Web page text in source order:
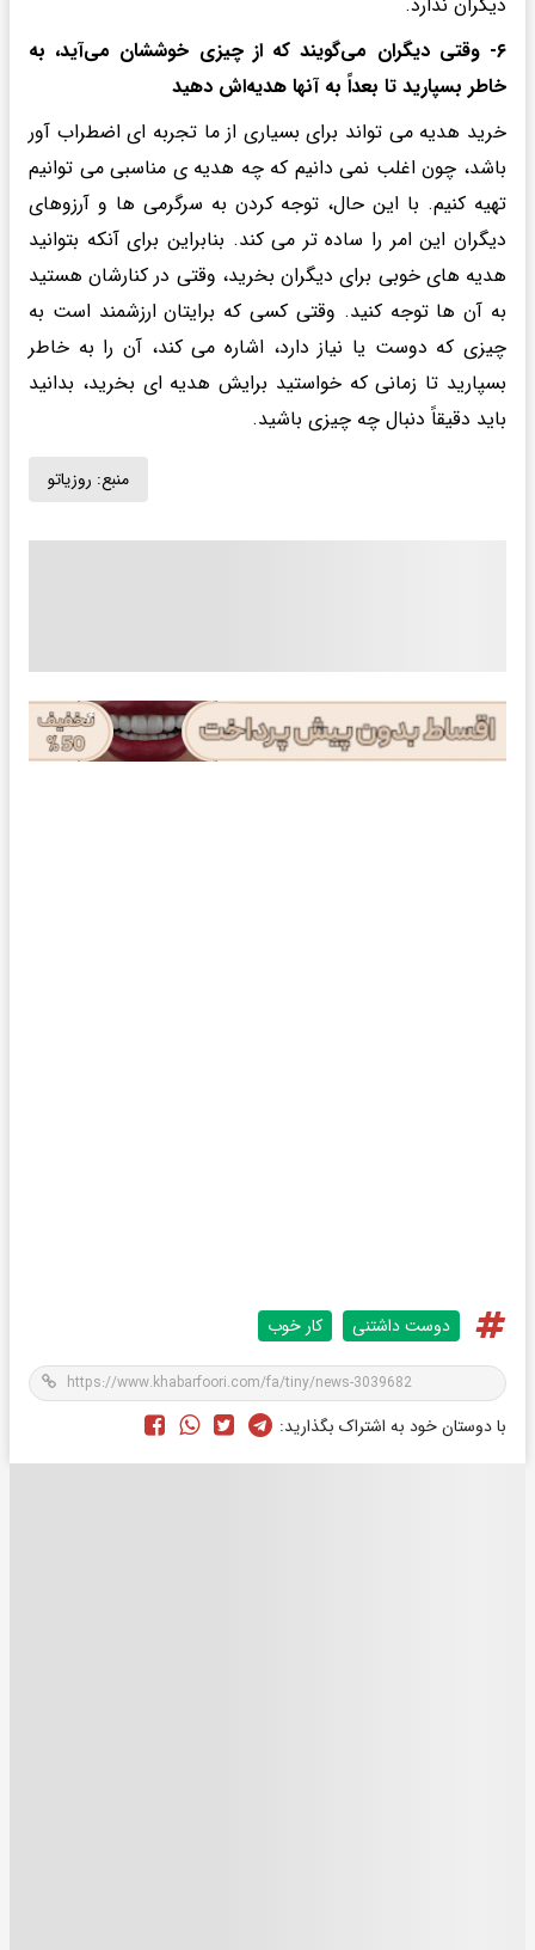
۶- وقتی دیگران می‌گویند که از چیزی خوششان می‌آید، به
خاطر بسپارید تا بعداً به آنها هدیه‌اش دهید
خرید هدیه می تواند برای بسیاری از ما تجربه ای اضطراب آور
باشد، چون اغلب نمی دانیم که چه هدیه ی مناسبی می توانیم
تهیه کنیم. با این حال، توجه کردن به سرگرمی ها و آرزوهای
دیگران این امر را ساده تر می کند. بنابراین برای آنکه بتوانید
هدیه های خوبی برای دیگران بخرید، وقتی در کنارشان هستید
به آن ها توجه کنید. وقتی کسی که برایتان ارزشمند است به
چیزی که دوست یا نیاز دارد، اشاره می کند، آن را به خاطر
بسپارید تا زمانی که خواستید برایش هدیه ای بخرید، بدانید
باید دقیقاً دنبال چه چیزی باشید.
منبع: روزیاتو
دوست داشتنی کار خوب
با دوستان خود به اشتراک بگذارید: